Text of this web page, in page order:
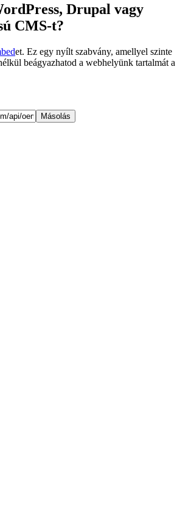
Drupal vagy
CMS-t?
et. Ez egy nyílt szabvány, amellyel szinte
beágyazhatod a webhelyünk tartalmát a
Másolás